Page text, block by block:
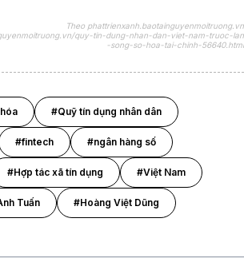
Theo phattrienxanh.baotainguyenmoitruong.vn
quy-tin-dung-nhan-dan-viet-nam-truoc-lan
-song-so-hoa-tai-chinh-56640.html
#Quỹ tín dụng nhân dân
#fintech #ngân hàng số
#Hợp tác xã tín dụng #Việt Nam
Tuấn #Hoàng Việt Dũng